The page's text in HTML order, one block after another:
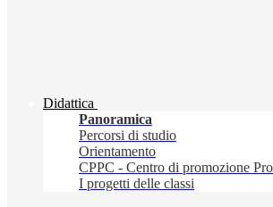
Didattica
Panoramica
Percorsi di studio
Orientamento
CPPC - Centro di promozione
I progetti delle classi